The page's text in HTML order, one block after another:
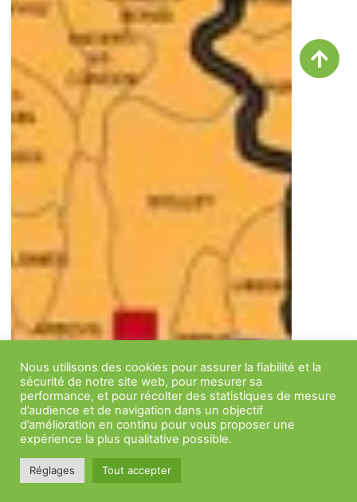
Nous utilisons des cookies pour assurer la fiabilité et la
sécurité de notre site web, pour mesurer sa
performance, et pour récolter des statistiques de mesure
d’audience et de navigation dans un objectif
d’amélioration en continu pour vous proposer une
expérience la plus qualitative possible.
Réglages Tout accepter